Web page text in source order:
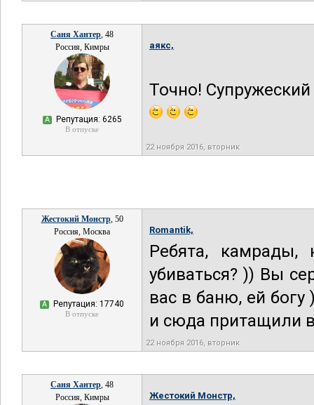
Саня Хантер, 48
Россия, Кимры
А Репутация: 6265
В отпуске
аякс,
Точно!
22 ноября 2016, вторник
Жестокий Монстр, 50
Россия, Москва
А Репутация: 17740
В отпуске
Romantik,
Ребята,
убиваться? )) Вы
вас в баню, ей
и сюда притащили
22 ноября 2016, вторник
Саня Хантер, 48
Россия, Кимры
Жестокий Монстр,